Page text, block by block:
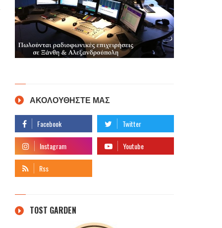
ΑΚΟΛΟΥΘΗΣΤΕ ΜΑΣ
TOST GARDEN